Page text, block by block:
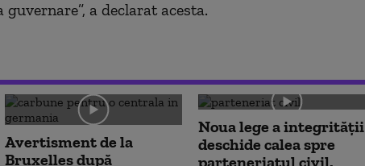
a declarat acesta.
Avertisment de la
Bruxelles după
Noua lege a integrității
deschide calea spre
parteneriatul civil.